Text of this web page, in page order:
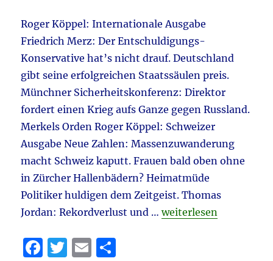
k
Diverse
Roger Köppel: Internationale Ausgabe
Friedrich Merz: Der Entschuldigungs-
Konservative hat’s nicht drauf. Deutschland
gibt seine erfolgreichen Staatssäulen preis.
Münchner Sicherheitskonferenz: Direktor
fordert einen Krieg aufs Ganze gegen Russland.
Merkels Orden Roger Köppel: Schweizer
Ausgabe Neue Zahlen: Massenzuwanderung
macht Schweiz kaputt. Frauen bald oben ohne
in Zürcher Hallenbädern? Heimatmüde
Politiker huldigen dem Zeitgeist. Thomas
Jordan: Rekordverlust und …„WELTWOCHE daily
weiterlesen
F
T
E